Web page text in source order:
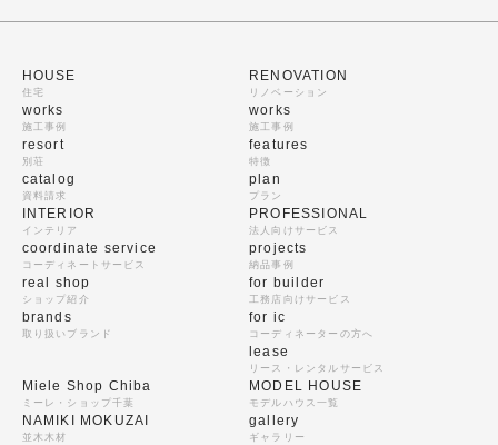
HOUSE
住宅
works
施工事例
resort
別荘
catalog
資料請求
RENOVATION
リノベーション
works
施工事例
features
特徴
plan
プラン
INTERIOR
インテリア
coordinate service
コーディネートサービス
real shop
ショップ紹介
brands
取り扱いブランド
PROFESSIONAL
法人向けサービス
projects
納品事例
for builder
工務店向けサービス
for ic
コーディネーターの方へ
lease
リース・レンタルサービス
Miele Shop Chiba
ミーレ・ショップ千葉
NAMIKI MOKUZAI
並木木材
MODEL HOUSE
モデルハウス一覧
gallery
ギャラリー